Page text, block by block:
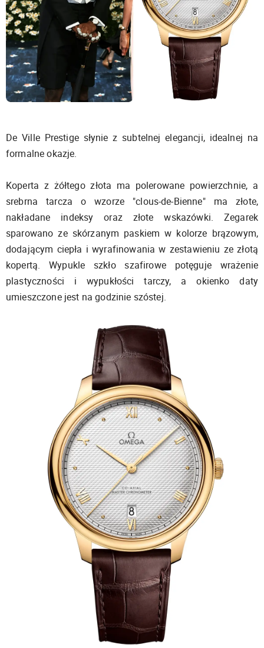
De Ville Prestige słynie z subtelnej elegancji, idealnej na
formalne okazje.
Koperta z żółtego złota ma polerowane powierzchnie, a
srebrna tarcza o wzorze "clous-de-Bienne" ma złote,
nakładane indeksy oraz złote wskazówki. Zegarek
sparowano ze skórzanym paskiem w kolorze brązowym,
dodającym ciepła i wyrafinowania w zestawieniu ze złotą
kopertą. Wypukle szkło szafirowe potęguje wrażenie
plastyczności i wypukłości tarczy, a okienko daty
umieszczone jest na godzinie szóstej.